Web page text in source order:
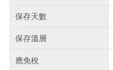
保存天數
保存溫層
應免稅